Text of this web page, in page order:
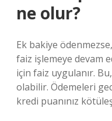
ne olur?
Ek bakiye
faiz işlemeye devam
için faiz uygulanır.
olabilir. Ödemeleri
kredi puanınız